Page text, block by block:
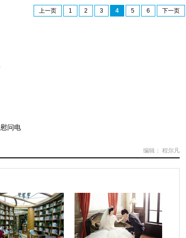
上一页 1 2 3 4 5 6 下一页
问电
编辑： 程尔凡